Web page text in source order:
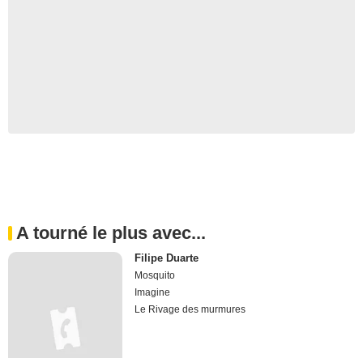
A tourné le plus avec...
Filipe Duarte
Mosquito
Imagine
Le Rivage des murmures